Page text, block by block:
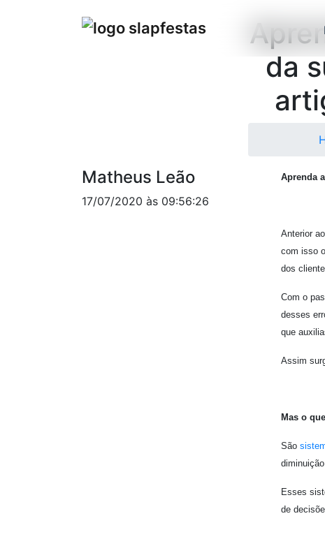
da
Matheus Leão
17/07/2020 às 09:56:26
Aprenda
Anterior
com isso
dos
Com o
desses
que
Assim
Mas o
São
Esses
de